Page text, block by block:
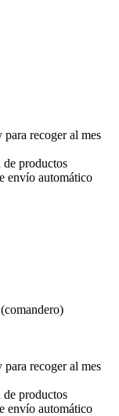
recoger al mes
productos
envío automático
recoger al mes
productos
envío automático